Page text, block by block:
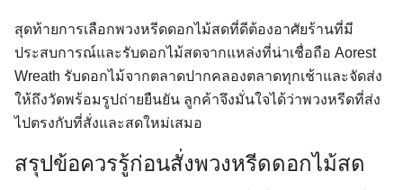
สุดท้ายการเลือกพวงหรีดดอกไม้สดที่ดีต้องอาศัยร้านที่มี
ประสบการณ์และรับดอกไม้สดจากแหล่งที่น่าเชื่อถือ Aorest
Wreath รับดอกไม้จากตลาดปากคลองตลาดทุกเช้าและจัดส่ง
ให้ถึงวัดพร้อมรูปถ่ายยืนยัน ลูกค้าจึงมั่นใจได้ว่าพวงหรีดที่ส่ง
ไปตรงกับที่สั่งและสดใหม่เสมอ
สรุปข้อควรรู้ก่อนสั่งพวงหรีดดอกไม้สด